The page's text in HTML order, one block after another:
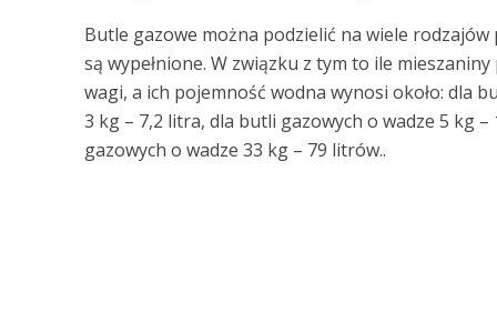
Butle gazowe można podzielić na wiele
są wypełnione. W związku z tym to ile
wagi, a ich pojemność wodna wynosi około: dla
3 kg – 7,2 litra, dla butli gazowych o wadze 5 kg
gazowych o wadze 33 kg – 79 litrów..